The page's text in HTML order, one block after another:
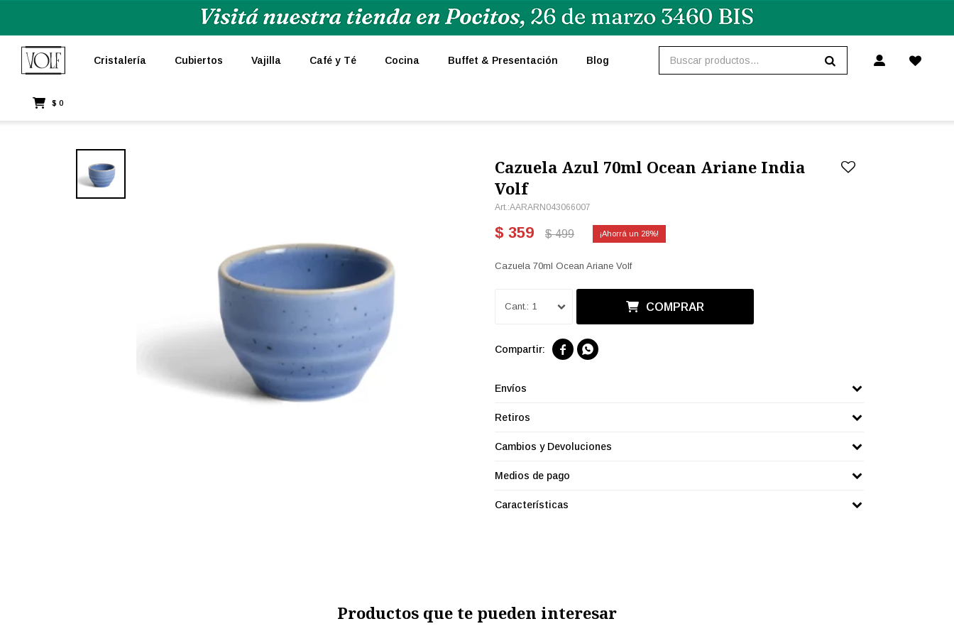
Cristalería Cubiertos Vajilla Café y Té Cocina Buffet & Presentación Blog
$ 0
Cazuela Azul 70ml Ocean Ariane India
Volf
AARARN043066007
$ 359 $ 499 28
Cazuela 70ml Ocean Ariane Volf
1 COMPRAR
 
Envíos
Retiros
Cambios y Devoluciones
Medios de pago
Características
Productos que te pueden interesar